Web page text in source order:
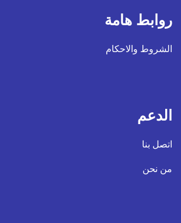
روابط هامة
الشروط والاحكام
الدعم
اتصل بنا
من نحن